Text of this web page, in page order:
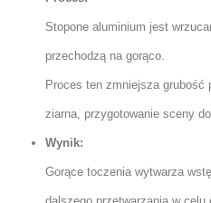
Stopone aluminium jest
przechodzą na gorąco.
Proces ten zmniejsza grubość
ziarna, przygotowanie sceny
Wynik:
Gorące toczenia wytwarza